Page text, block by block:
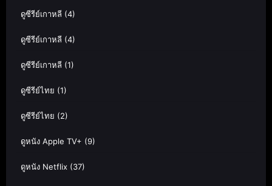
ดูซีรีย์เกาหลี (4)
ดูซีรีย์เกาหลี (4)
ดูซีรีย์เกาหลี (1)
ดูซีรีย์ไทย (1)
ดูซีรีย์ไทย (2)
ดูหนัง Apple TV+ (9)
ดูหนัง Netflix (37)